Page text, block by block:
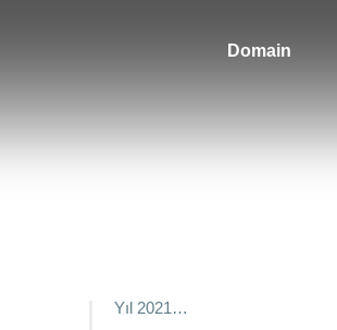
Domain
Yıl 2021…